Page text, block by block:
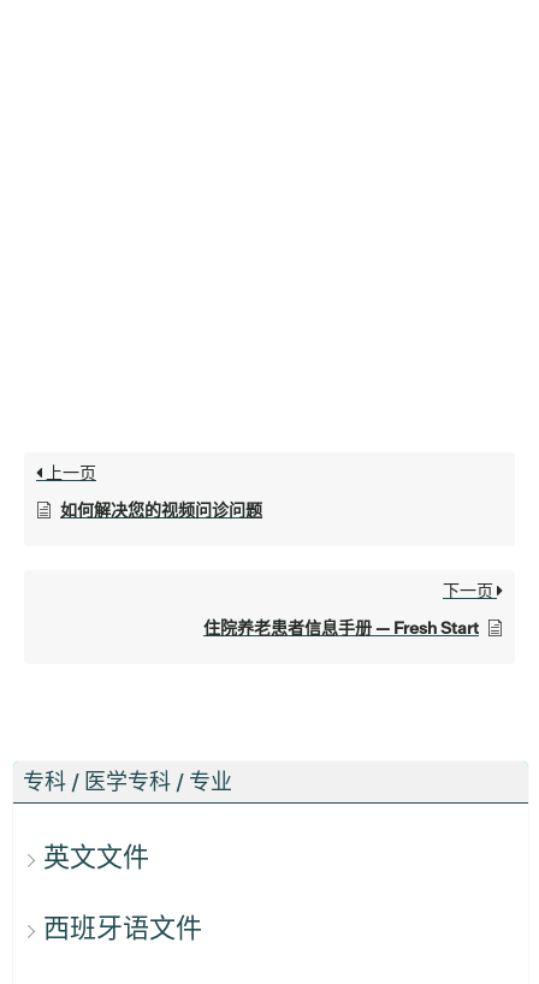
专科 / 医学专科 / 专业
英文文件
西班牙语文件
上一页
如何解决您的视频问诊问题
下一页
住院养老患者信息手册 — Fresh Start